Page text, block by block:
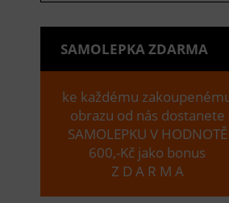
SAMOLEPKA ZDARMA
ke každému
obrazu od nás dostanete
SAMOLEPKU V HODNOTĚ
600,-Kč jako bonus
Z D A R M A